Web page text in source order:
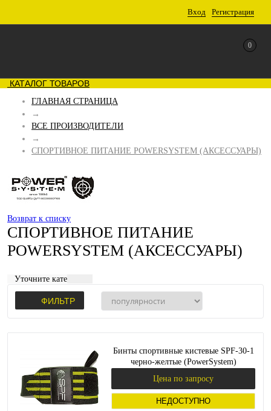
Вход Регистрация
0
КАТАЛОГ ТОВАРОВ
ГЛАВНАЯ СТРАНИЦА
→
ВСЕ ПРОИЗВОДИТЕЛИ
→
СПОРТИВНОЕ ПИТАНИЕ POWERSYSTEM (АКСЕССУАРЫ)
Возврат к списку
СПОРТИВНОЕ ПИТАНИЕ
POWERSYSTEM (АКСЕССУАРЫ)
Уточните категорию:
ФИЛЬТР
Бинты спортивные кистевые SPF-30-1
черно-желтые (PowerSystem)
Цена по запросу
НЕДОСТУПНО